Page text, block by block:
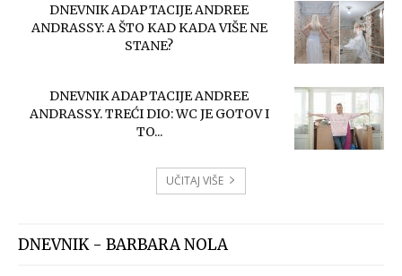
DNEVNIK ADAPTACIJE ANDREE
ANDRASSY: A ŠTO KAD KADA VIŠE NE
STANE?
DNEVNIK ADAPTACIJE ANDREE
ANDRASSY. TREĆI DIO: WC JE GOTOV I
TO...
UČITAJ VIŠE
DNEVNIK - BARBARA NOLA